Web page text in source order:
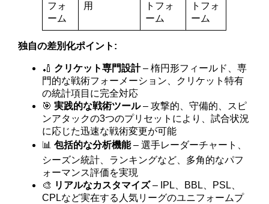
フォ
ーム
用
トフォ
ーム
トフォ
ーム
独自の差別化ポイント:
🏏 クリケット専門設計– 楕円形フィールド、専
門的な戦術フォーメーション、クリケット特有
の統計項目に完全対応
🎯実践的な戦術ツール– 攻撃的、守備的、スピ
ンアタックの3つのプリセットにより、試合状況
に応じた迅速な戦術変更が可能
📊包括的な分析機能– 選手レーダーチャート、
シーズン統計、ランキングなど、多角的なパフ
ォーマンス評価を実現
🎨 リアルなカスタマイズ– IPL、BBL、PSL、
CPLなど実在する人気リーグのユニフォームプ